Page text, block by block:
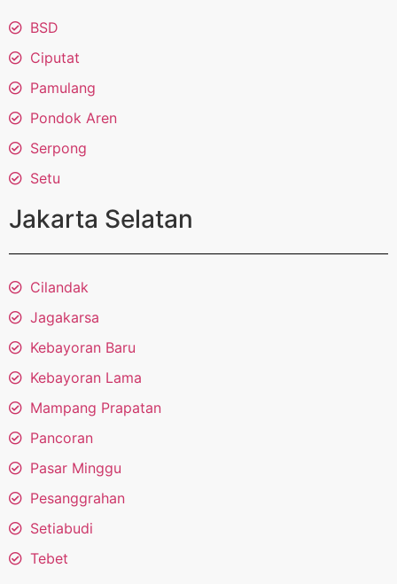
BSD
Ciputat
Pamulang
Pondok Aren
Serpong
Setu
Jakarta Selatan
Cilandak
Jagakarsa
Kebayoran Baru
Kebayoran Lama
Mampang Prapatan
Pancoran
Pasar Minggu
Pesanggrahan
Setiabudi
Tebet